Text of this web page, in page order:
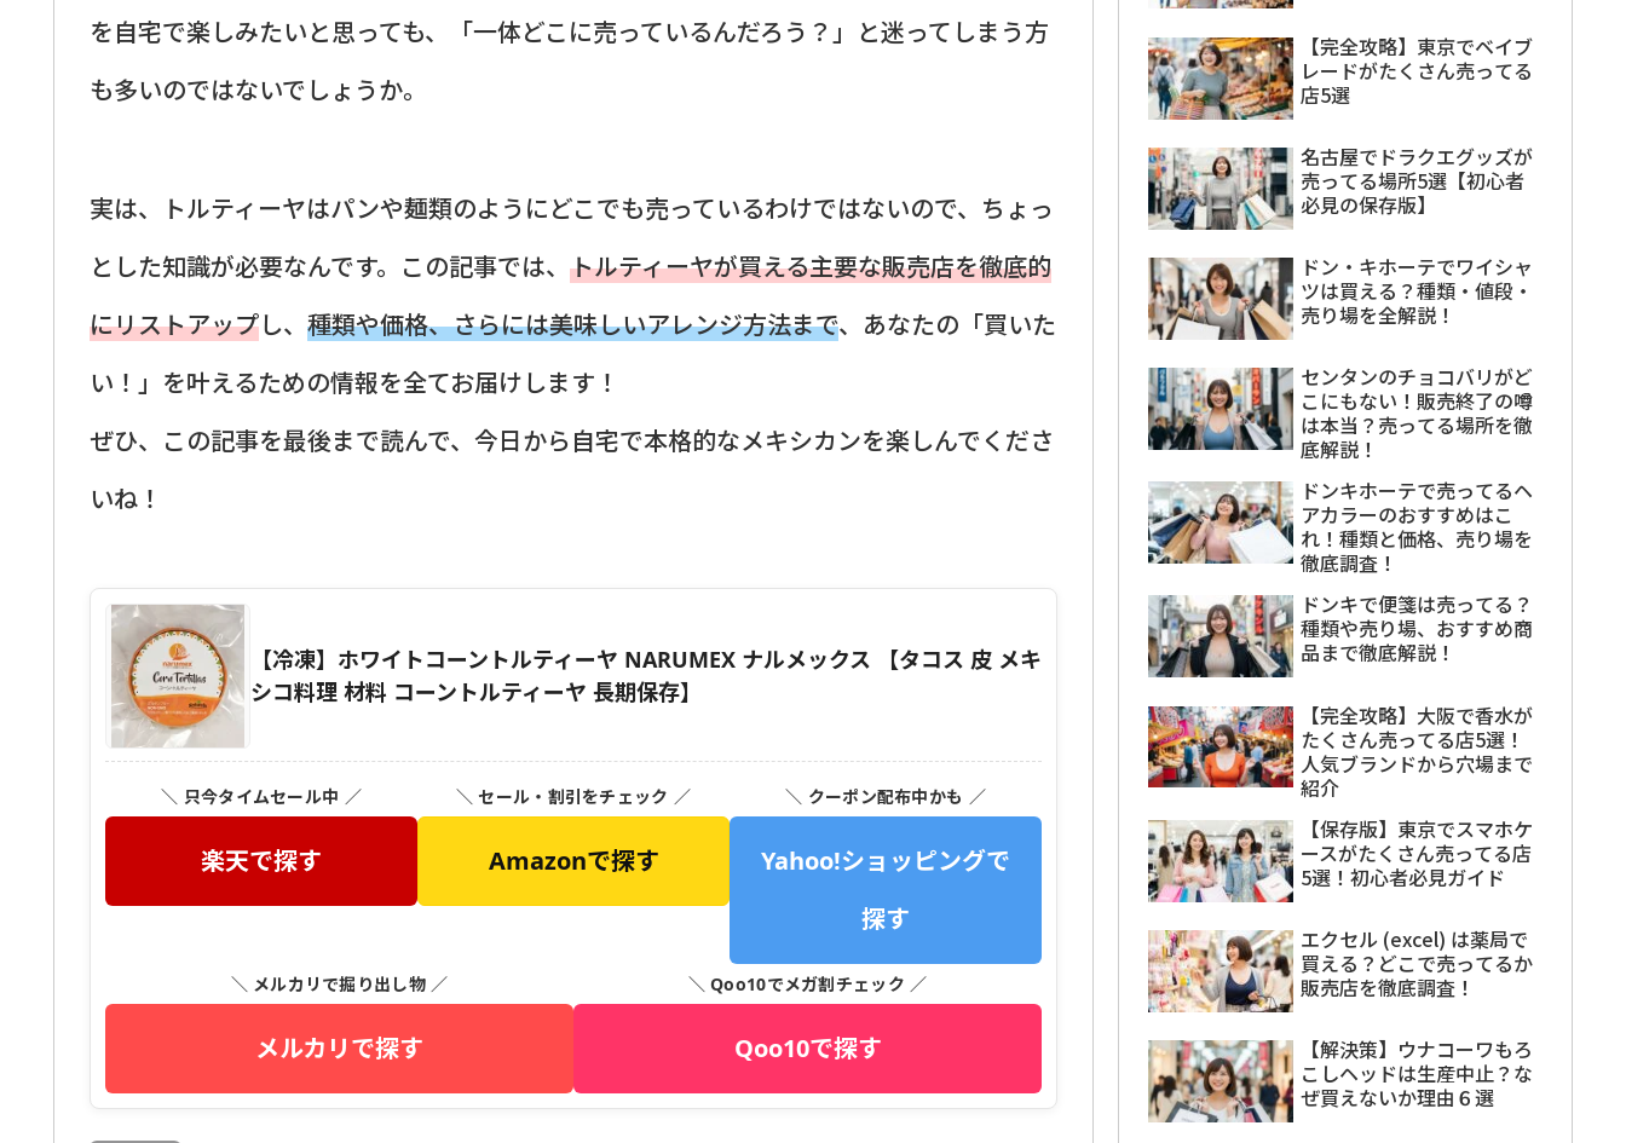
を自宅で楽しみたいと思っても、「一体どこに売っているんだろう？」と迷ってしまう方
も多いのではないでしょうか。
実は、トルティーヤはパンや麺類のようにどこでも売っているわけではないので、ちょっ
とした知識が必要なんです。この記事では、 トルティーヤが買える主要な販売店を徹底的
にリストアップし、 種類や価格、さらには美味しいアレンジ方法まで、あなたの「買いた
い！」を叶えるための情報を全てお届けします！
ぜひ、この記事を最後まで読んで、今日から自宅で本格的なメキシカンを楽しんでくださ
いね！
【冷凍】ホワイトコーントルティーヤ NARUMEX ナルメックス 【タコス 皮 メキ
シコ料理 材料 コーントルティーヤ 長期保存】
＼ 只今タイムセール中 ／
楽天で探す
＼ セール・割引をチェック ／
Amazonで探す
＼ クーポン配布中かも ／
Yahoo!ショッピングで
探す
＼ メルカリで掘り出し物 ／
メルカリで探す
＼ Qoo10でメガ割チェック ／
Qoo10で探す
【完全攻略】東京でベイブ
レードがたくさん売ってる
店5選
名古屋でドラクエグッズが
売ってる場所5選【初心者
必見の保存版】
ドン・キホーテでワイシャ
ツは買える？種類・値段・
売り場を全解説！
センタンのチョコバリがど
こにもない！販売終了の噂
は本当？売ってる場所を徹
底解説！
ドンキホーテで売ってるヘ
アカラーのおすすめはこ
れ！種類と価格、売り場を
徹底調査！
ドンキで便箋は売ってる？
種類や売り場、おすすめ商
品まで徹底解説！
【完全攻略】大阪で香水が
たくさん売ってる店5選！
人気ブランドから穴場まで
紹介
【保存版】東京でスマホケ
ースがたくさん売ってる店
5選！初心者必見ガイド
エクセル (excel) は薬局で
買える？どこで売ってるか
販売店を徹底調査！
【解決策】ウナコーワもろ
こしヘッドは生産中止？な
ぜ買えないか理由６選